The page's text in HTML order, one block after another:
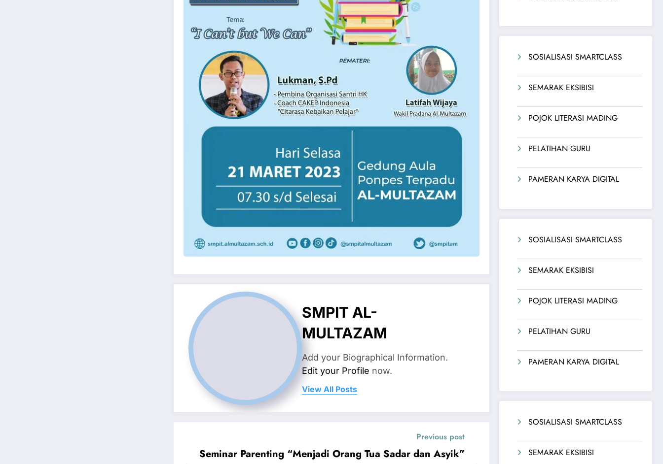
SMPIT AL-
MULTAZAM
Add your Biographical Information.
Edit your Profile now.
View All Posts
Previous post
Seminar Parenting “Menjadi Orang Tua Sadar dan Asyik”
SOSIALISASI SMARTCLASS
SEMARAK EKSIBISI
POJOK LITERASI MADING
PELATIHAN GURU
PAMERAN KARYA DIGITAL
SOSIALISASI SMARTCLASS
SEMARAK EKSIBISI
POJOK LITERASI MADING
PELATIHAN GURU
PAMERAN KARYA DIGITAL
SOSIALISASI SMARTCLASS
SEMARAK EKSIBISI